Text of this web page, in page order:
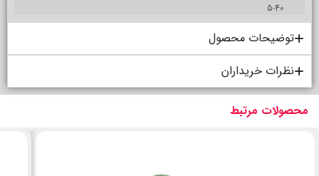
5-40
توضیحات محصول
نظرات خریداران
محصولات مرتبط